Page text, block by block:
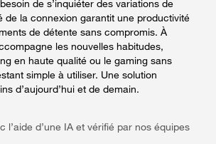
de s’inquiéter des variations de
de la connexion garantit une productivité
de détente sans compromis. À
les nouvelles habitudes,
en haute qualité ou le gaming sans
simple à utiliser. Une solution
d’aujourd’hui et de demain.
l’aide d’une IA et vérifié par nos équipes